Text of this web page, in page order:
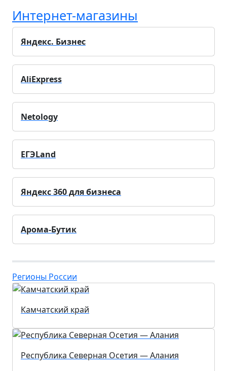
Интернет-магазины
Яндекс. Бизнес
AliExpress
Netology
ЕГЭLand
Яндекс 360 для бизнеса
Арома-Бутик
Регионы России
Камчатский край
Республика Северная Осетия — Алания